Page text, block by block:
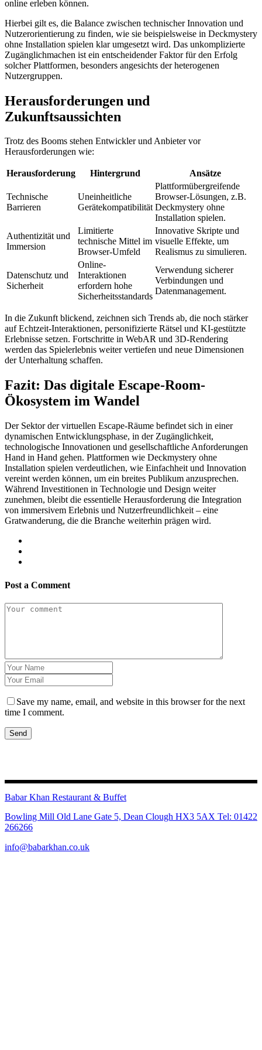
online erleben können.
Hierbei gilt es, die Balance zwischen technischer Innovation und
Nutzerorientierung zu finden, wie sie beispielsweise in Deckmystery
ohne Installation spielen klar umgesetzt wird. Das unkomplizierte
Zugänglichmachen ist ein entscheidender Faktor für den Erfolg
solcher Plattformen, besonders angesichts der heterogenen
Nutzergruppen.
Herausforderungen und
Zukunftsaussichten
Trotz des Booms stehen Entwickler und Anbieter vor
Herausforderungen wie:
Herausforderung Hintergrund Ansätze
Technische
Barrieren
Uneinheitliche
Gerätekompatibilität
Plattformübergreifende
Browser-Lösungen, z.B.
Deckmystery ohne
Installation spielen.
Authentizität und
Immersion
Limitierte
technische Mittel im
Browser-Umfeld
Innovative Skripte und
visuelle Effekte, um
Realismus zu simulieren.
Datenschutz und
Sicherheit
Online-
Interaktionen
erfordern hohe
Sicherheitsstandards
Verwendung sicherer
Verbindungen und
Datenmanagement.
In die Zukunft blickend, zeichnen sich Trends ab, die noch stärker
auf Echtzeit-Interaktionen, personifizierte Rätsel und KI-gestützte
Erlebnisse setzen. Fortschritte in WebAR und 3D-Rendering
werden das Spielerlebnis weiter vertiefen und neue Dimensionen
der Unterhaltung schaffen.
Fazit: Das digitale Escape-Room-
Ökosystem im Wandel
Der Sektor der virtuellen Escape-Räume befindet sich in einer
dynamischen Entwicklungsphase, in der Zugänglichkeit,
technologische Innovationen und gesellschaftliche Anforderungen
Hand in Hand gehen. Plattformen wie Deckmystery ohne
Installation spielen verdeutlichen, wie Einfachheit und Innovation
vereint werden können, um ein breites Publikum anzusprechen.
Während Investitionen in Technologie und Design weiter
zunehmen, bleibt die essentielle Herausforderung die Integration
von immersivem Erlebnis und Nutzerfreundlichkeit – eine
Gratwanderung, die die Branche weiterhin prägen wird.
Post a Comment
Save my name, email, and website in this browser for the next
time I comment.
Send
Babar Khan Restaurant & Buffet
Bowling Mill Old Lane Gate 5, Dean Clough HX3 5AX Tel: 01422
266266
info@babarkhan.co.uk